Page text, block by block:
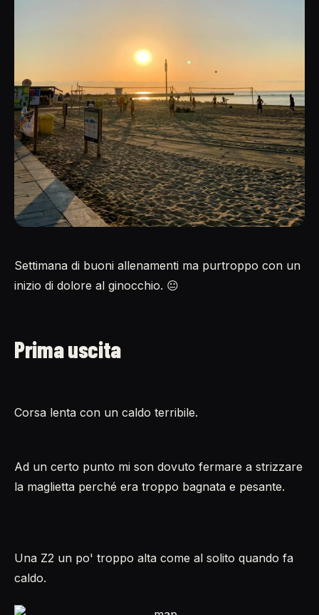
Settimana di buoni allenamenti ma purtroppo con un
inizio di dolore al ginocchio. 😐
Prima uscita
Corsa lenta con un caldo terribile.
Ad un certo punto mi son dovuto fermare a strizzare
la maglietta perché era troppo bagnata e pesante.
Una Z2 un po' troppo alta come al solito quando fa
caldo.